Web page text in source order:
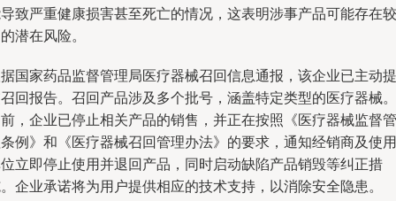
致严重健康损害甚至死亡的情况，这表明涉事产品可能存在较
潜在风险。
国家药品监督管理局医疗器械召回信息通报，该企业已主动提
回报告。召回产品涉及多个批号，涵盖特定类型的医疗器械。
，企业已停止相关产品的销售，并正在按照《医疗器械监督管
例》和《医疗器械召回管理办法》的要求，通知经销商及使用
立即停止使用并退回产品，同时启动缺陷产品销毁等纠正措
企业承诺将为用户提供相应的技术支持，以消除安全隐患。